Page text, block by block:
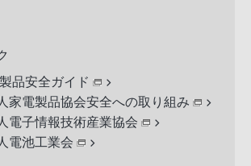
品安全ガイド
家電製品協会安全への取り組み
電子情報技術産業協会
電池工業会